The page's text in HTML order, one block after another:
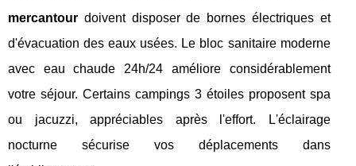
mercantour doivent disposer de bornes électriques et
d'évacuation des eaux usées. Le bloc sanitaire moderne
avec eau chaude 24h/24 améliore considérablement
votre séjour. Certains campings 3 étoiles proposent spa
ou jacuzzi, appréciables après l'effort. L'éclairage
nocturne sécurise vos déplacements dans